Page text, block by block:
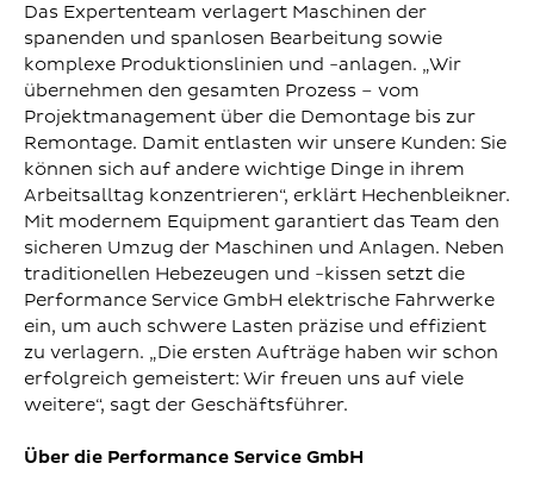
Das Expertenteam verlagert Maschinen der
spanenden und spanlosen Bearbeitung sowie
komplexe Produktionslinien und -anlagen. „Wir
übernehmen den gesamten Prozess – vom
Projektmanagement über die Demontage bis zur
Remontage. Damit entlasten wir unsere Kunden: Sie
können sich auf andere wichtige Dinge in ihrem
Arbeitsalltag konzentrieren“, erklärt Hechenbleikner.
Mit modernem Equipment garantiert das Team den
sicheren Umzug der Maschinen und Anlagen. Neben
traditionellen Hebezeugen und -kissen setzt die
Performance Service GmbH elektrische Fahrwerke
ein, um auch schwere Lasten präzise und effizient
zu verlagern. „Die ersten Aufträge haben wir schon
erfolgreich gemeistert: Wir freuen uns auf viele
weitere“, sagt der Geschäftsführer.
Über die Performance Service GmbH